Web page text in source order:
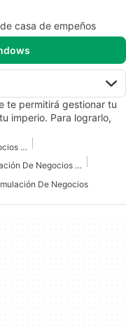
casa de empeños
te permitirá gestionar tu
imperio. Para lograrlo,
Juegos De Simulación De Negocios Para Android
Juegos De Simulación De Negocios Gratis
De Negocios